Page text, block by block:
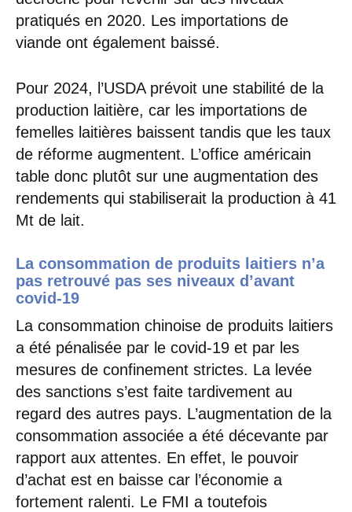
pratiqués en 2020. Les importations de
viande ont également baissé.
Pour 2024, l’USDA prévoit une stabilité de la
production laitière, car les importations de
femelles laitières baissent tandis que les taux
de réforme augmentent. L’office américain
table donc plutôt sur une augmentation des
rendements qui stabiliserait la production à 41
Mt de lait.
La consommation de produits laitiers n’a
pas retrouvé pas ses niveaux d’avant
covid-19
La consommation chinoise de produits laitiers
a été pénalisée par le covid-19 et par les
mesures de confinement strictes. La levée
des sanctions s’est faite tardivement au
regard des autres pays. L’augmentation de la
consommation associée a été décevante par
rapport aux attentes. En effet, le pouvoir
d’achat est en baisse car l’économie a
fortement ralenti. Le FMI a toutefois